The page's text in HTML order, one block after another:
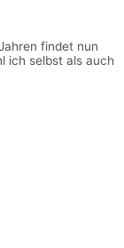
findet nun
ich selbst als auch